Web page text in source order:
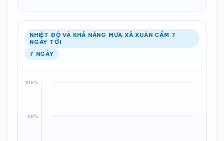
NHIỆT ĐỘ VÀ KHẢ NĂNG MƯA XÃ XUÂN CẨM 7
NGÀY TỚI
7 NGÀY